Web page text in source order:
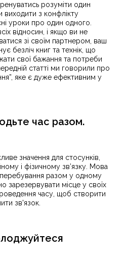
розуміти один
виходити з конфлікту
уроки про один одного.
відносин, і якщо ви не
зі своїм партнером, ваш
безліч книг та технік, що
свої бажання та потреби
статті ми говорили про
яке є дуже ефективним у
час разом.
значення для стосунків,
і фізичному зв’язку. Мова
разом у одному
зарезервувати місце у своїх
часу, щоб створити
зв'язок.